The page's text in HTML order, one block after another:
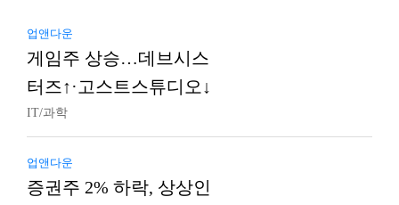
업앤다운
게임주 상승…데브시스
터즈↑·고스트스튜디오↓
IT/과학
업앤다운
증권주 2% 하락, 상상인